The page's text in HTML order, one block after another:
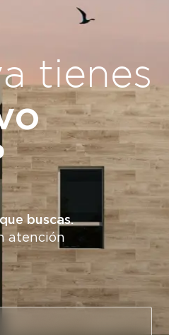
tienes
buscas.
atención